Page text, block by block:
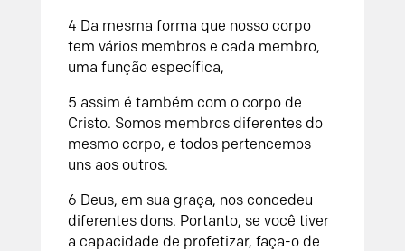
4 Da mesma forma que nosso corpo
tem vários membros e cada membro,
uma função específica,
5 assim é também com o corpo de
Cristo. Somos membros diferentes do
mesmo corpo, e todos pertencemos
uns aos outros.
6 Deus, em sua graça, nos concedeu
diferentes dons. Portanto, se você tiver
a capacidade de profetizar, faça-o de